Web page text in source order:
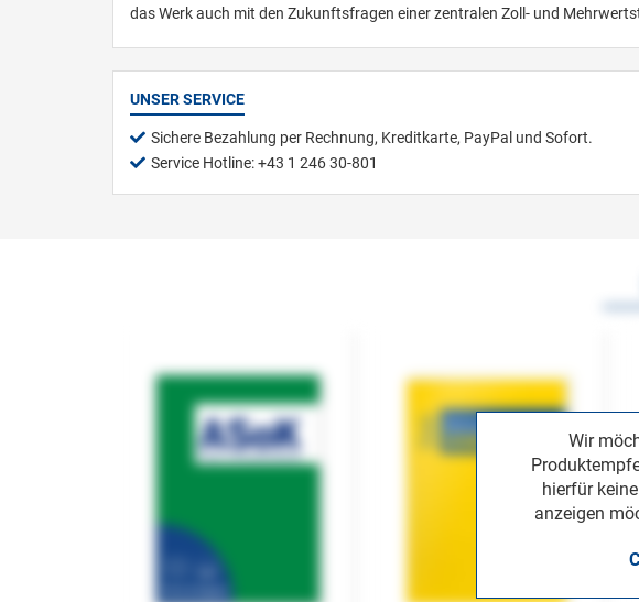
das Werk auch mit den Zukunftsfragen einer zentralen Zoll- und
UNSER SERVICE
Sichere Bezahlung per Rechnung, Kreditkarte, PayPal und Sofort.
Service Hotline: +43 1 246 30-801
Wir
hierfür
anzeigen